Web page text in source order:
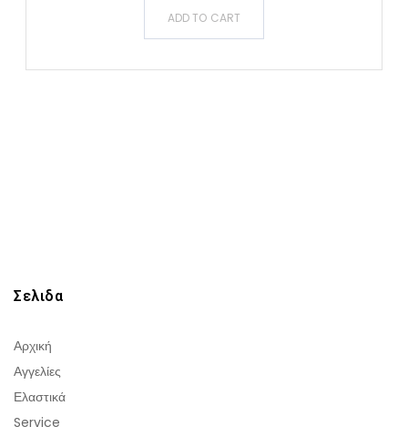
ADD TO CART
Σελιδα
Αρχική
Αγγελίες
Ελαστικά
Service